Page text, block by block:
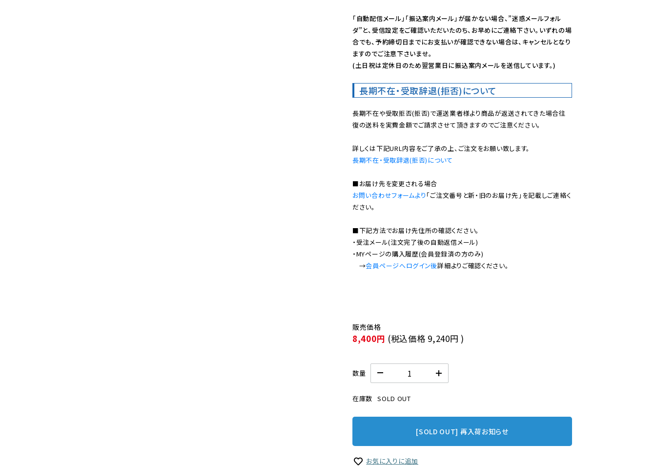
「自動配信メール」「振込案内メール」が届かない場合、”迷惑メールフォル
ダ”と、受信設定をご確認いただいたのち、お早めにご連絡下さい。いずれの場
合でも、予約締切日までにお支払いが確認できない場合は、キャンセルとなり
ますのでご注意下さいませ。
(土日祝は定休日のため翌営業日に振込案内メールを送信しています。)
長期不在・受取辞退(拒否)について
長期不在や受取拒否(拒否)で運送業者様より商品が返送されてきた場合往
復の送料を実費金額でご請求させて頂きますのでご注意ください。
長期不在・受取辞退(拒否)について
お問い合わせフォームより 「ご注文番号と新・旧のお届け先」を記載しご連絡く
ださい。
■下記方法でお届け先住所の確認ください。
・受注メール(注文完了後の自動返信メール)
・MYページの購入履歴(会員登録済の方のみ)
→会員ページへログイン後
8,400円 (税込価格 9,240円 )
数量
在庫数 SOLD OUT
[SOLD OUT] 再入荷お知らせ
お気に入りに追加